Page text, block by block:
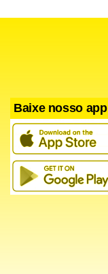
Baixe nosso app